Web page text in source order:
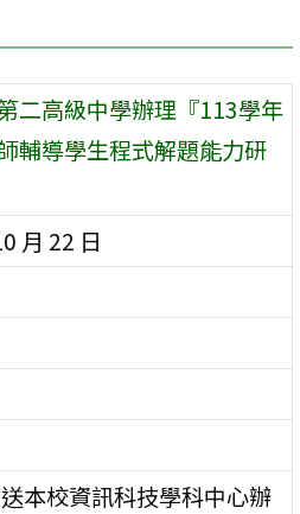
二高級中學辦理『113學年
輔導學生程式解題能力研
月 22 日
本校資訊科技學科中心辦